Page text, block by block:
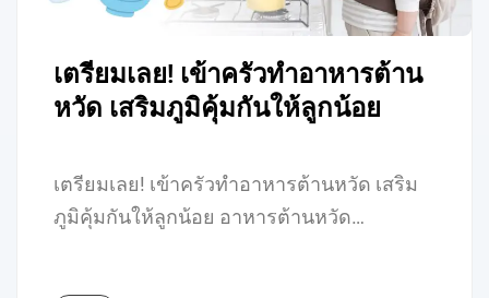
เตรียมเลย! เข้าครัวทำอาหารต้าน
หวัด เสริมภูมิคุ้มกันให้ลูกน้อย
เตรียมเลย! เข้าครัวทำอาหารต้านหวัด เสริม
ภูมิคุ้มกันให้ลูกน้อย อาหารต้านหวัด…